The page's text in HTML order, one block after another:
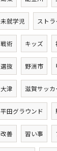
未就学児 スト
戦術 キッズ
選抜 野洲市
大津 滋賀サッカ
平田グラウンド
改善 習い事